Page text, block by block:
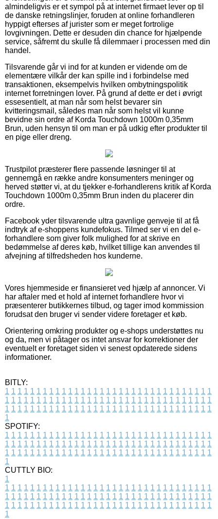
almindeligvis er et sympol på at internet firmaet lever op til
de danske retningslinjer, foruden at online forhandleren
hyppigt efterses af jurister som er meget fortrolige
lovgivningen. Dette er desuden din chance for hjælpende
service, såfremt du skulle få dilemmaer i processen med din
handel.
Tilsvarende går vi ind for at kunden er vidende om de
elementære vilkår der kan spille ind i forbindelse med
transaktionen, eksempelvis hvilken ombytningspolitik
internet forretningen lover. På grund af dette er det i øvrigt
essesentielt, at man når som helst bevarer sin
kvitteringsmail, således man når som helst vil kunne
bevidne sin ordre af Korda Touchdown 1000m 0,35mm
Brun, uden hensyn til om man er på udkig efter produkter til
en pige eller dreng.
Trustpilot præsterer flere passende løsninger til at
gennemgå en række andre konsumenters meninger og
herved støtter vi, at du tjekker e-forhandlerens kritik af Korda
Touchdown 1000m 0,35mm Brun inden du placerer din
ordre.
Facebook yder tilsvarende ultra gavnlige genveje til at få
indtryk af e-shoppens kundefokus. Tilmed ser vi en del e-
forhandlere som giver folk mulighed for at skrive en
bedømmelse af deres køb, hvilket tillige kan anvendes til
afvejning af tilfredsheden hos kunderne.
Vores hjemmeside er finansieret ved hjælp af annoncer. Vi
har aftaler med et hold af internet forhandlere hvor vi
præsenterer butikkernes tilbud, og tager imod kommission
forudsat den bruger vi sender videre foretager et køb.
Orientering omkring produkter og e-shops understøttes nu
og da, men vi påtager os intet ansvar for korrektioner der
eventuelt er foretaget siden vi senest opdaterede sidens
informationer.
BITLY:
1 1 1 1 1 1 1 1 1 1 1 1 1 1 1 1 1 1 1 1 1 1 1 1 1 1 1 1 1 1 1 1 1
1 1 1 1 1 1 1 1 1 1 1 1 1 1 1 1 1 1 1 1 1 1 1 1 1 1 1 1 1 1 1 1 1
1 1 1 1 1 1 1 1 1 1 1 1 1 1 1 1 1 1 1 1 1 1 1 1 1 1 1 1 1 1 1 1 1
1
SPOTIFY:
1 1 1 1 1 1 1 1 1 1 1 1 1 1 1 1 1 1 1 1 1 1 1 1 1 1 1 1 1 1 1 1 1
1 1 1 1 1 1 1 1 1 1 1 1 1 1 1 1 1 1 1 1 1 1 1 1 1 1 1 1 1 1 1 1 1
1 1 1 1 1 1 1 1 1 1 1 1 1 1 1 1 1 1 1 1 1 1 1 1 1 1 1 1 1 1 1 1 1
1
CUTTLY BIO:
1
1 1 1 1 1 1 1 1 1 1 1 1 1 1 1 1 1 1 1 1 1 1 1 1 1 1 1 1 1 1 1 1 1
1 1 1 1 1 1 1 1 1 1 1 1 1 1 1 1 1 1 1 1 1 1 1 1 1 1 1 1 1 1 1 1 1
1 1 1 1 1 1 1 1 1 1 1 1 1 1 1 1 1 1 1 1 1 1 1 1 1 1 1 1 1 1 1 1 1
1